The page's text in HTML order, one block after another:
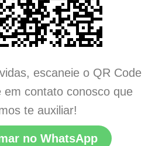
escaneie o QR Code
em contato conosco que
te auxiliar!
no WhatsApp